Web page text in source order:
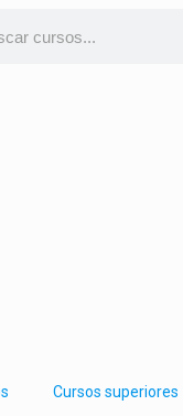
Cursos superiores